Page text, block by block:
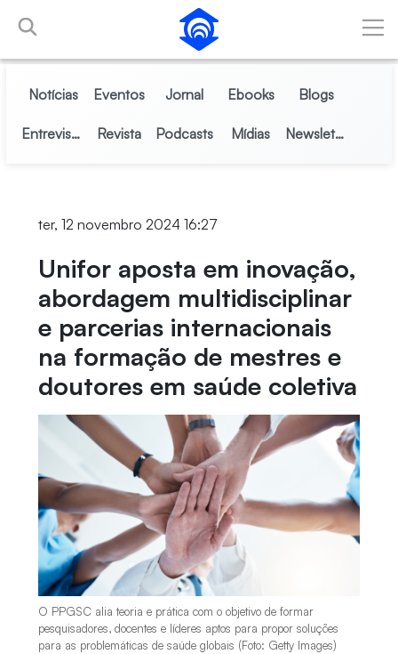
Pular para o Conteúdo principal
Notícias Eventos Jornal Ebooks Blogs
Entrevistas Revista Podcasts Mídias Newsletter
ter, 12 novembro 2024 16:27
Unifor aposta em inovação,
abordagem multidisciplinar
e parcerias internacionais
na formação de mestres e
doutores em saúde coletiva
O PPGSC alia teoria e prática com o objetivo de formar
pesquisadores, docentes e líderes aptos para propor soluções
para as problemáticas de saúde globais (Foto: Getty Images)